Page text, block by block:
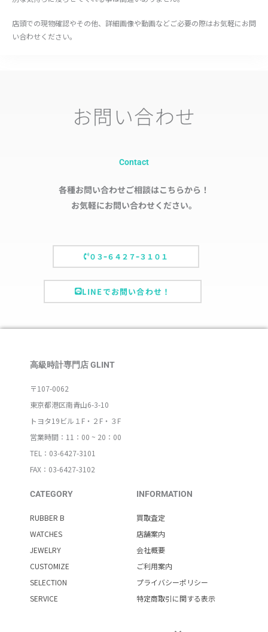
店頭での現物確認やその他、詳細画像や動画などご必要の際はお気軽にお問
い合わせください。
お問い合わせ
Contact
各種お問い合わせご相談はこちらから！
お気軽にお問い合わせください。
０３ｰ６４２７ｰ３１０１
LINEでお問い合わせ！
高級時計専門店 GLINT
〒107-0062
東京都港区南青山6-3-10
トヨタ19ビル１F・２F・３F
営業時間：11：00 ~ 20：00
TEL：03-6427-3101
FAX：03-6427-3102
CATEGORY
RUBBER B
WATCHES
JEWELRY
CUSTOMIZE
SELECTION
SERVICE
INFORMATION
買取査定
店舗案内
会社概要
ご利用案内
プライバシーポリシー
特定商取引に関する表示